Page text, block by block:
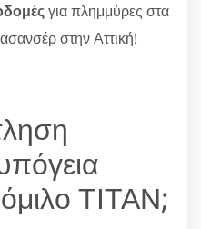
για πλημμύρες στα
στην Αττική!
όμιλο ΤΙΤΑΝ;